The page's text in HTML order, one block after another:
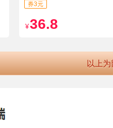
券3元
¥36.8
以上